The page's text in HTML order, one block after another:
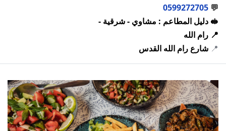
💬
0599272705
🥪 دليل المطاعم : مشاوي - شرقية -
📍 رام الله
📍 شارع رام الله القدس